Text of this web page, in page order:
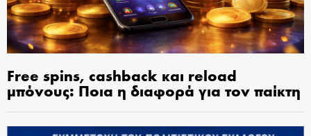
Free spins, cashback και reload
μπόνους: Ποια η διαφορά για τον παίκτη